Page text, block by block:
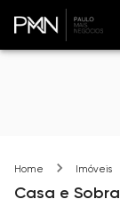
Home Imóveis
Casa e